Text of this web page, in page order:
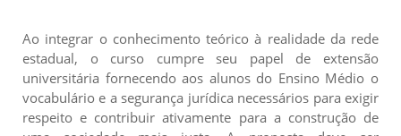
Ao integrar o conhecimento teórico à realidade da rede
estadual, o curso cumpre seu papel de extensão
universitária fornecendo aos alunos do Ensino Médio o
vocabulário e a segurança jurídica necessários para exigir
respeito e contribuir ativamente para a construção de